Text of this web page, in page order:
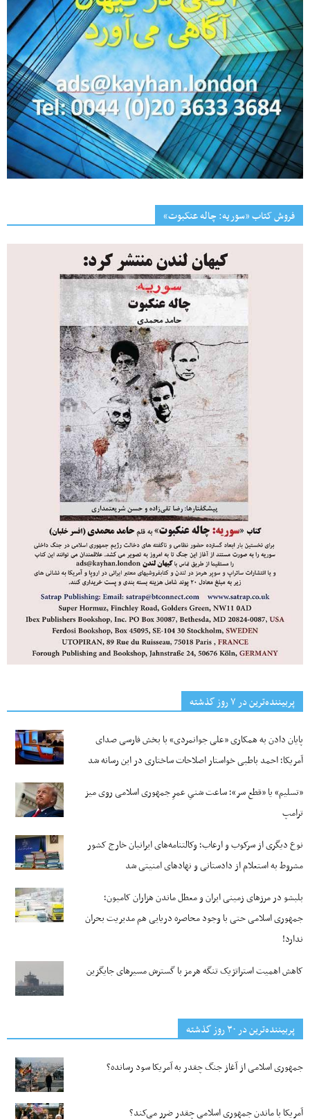
فروش کتاب «سوریه: چاله عنکبوت»
پربیننده‌ترین‌ در ۷ روز گذشته
پایان دادن به همکاری «علی جوانمردی» با بخش فارسی صدای
آمریکا؛ احمد باطبی خواستار اصلاحات ساختاری در این رسانه شد
«تسلیم» یا «قطع سر»؛ ساعت شنیِ عمرِ جمهوری اسلامی روی میز
ترامپ
نوع دیگری از سرکوب و ارعاب؛ وکالتنامه‌های ایرانیان خارج کشور
مشروط به استعلام از دادستانی و نهادهای امنیتی شد
بلبشو در مرزهای زمینی ایران و معطل ماندن هزاران کامیون؛
جمهوری اسلامی حتی با وجود محاصره دریایی هم مدیریت بحران
ندارد!
کاهش اهمیت استراتژیک تنگه‌ هرمز با گسترش مسیرهای جایگزین
پربیننده‌ترین‌ در ۳۰ روز گذشته
جمهوری اسلامی از آغاز جنگ چقدر به آمریکا سود رسانده؟
آمریکا با ماندن جمهوری اسلامی چقدر ضرر می‌کند؟